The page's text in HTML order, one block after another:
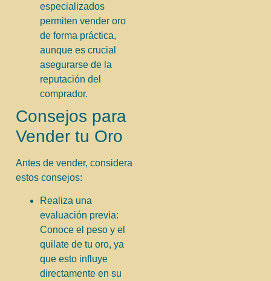
especializados
permiten vender oro
de forma práctica,
aunque es crucial
asegurarse de la
reputación del
comprador.
Consejos para
Vender tu Oro
Antes de vender, considera
estos consejos:
Realiza una
evaluación previa:
Conoce el peso y el
quilate de tu oro, ya
que esto influye
directamente en su